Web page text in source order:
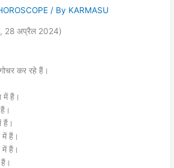
/ By KARMASU
28 अप्रैल 2024)
कर रहे हैं।
में हैं।
हैं।
में हैं।
में हैं।